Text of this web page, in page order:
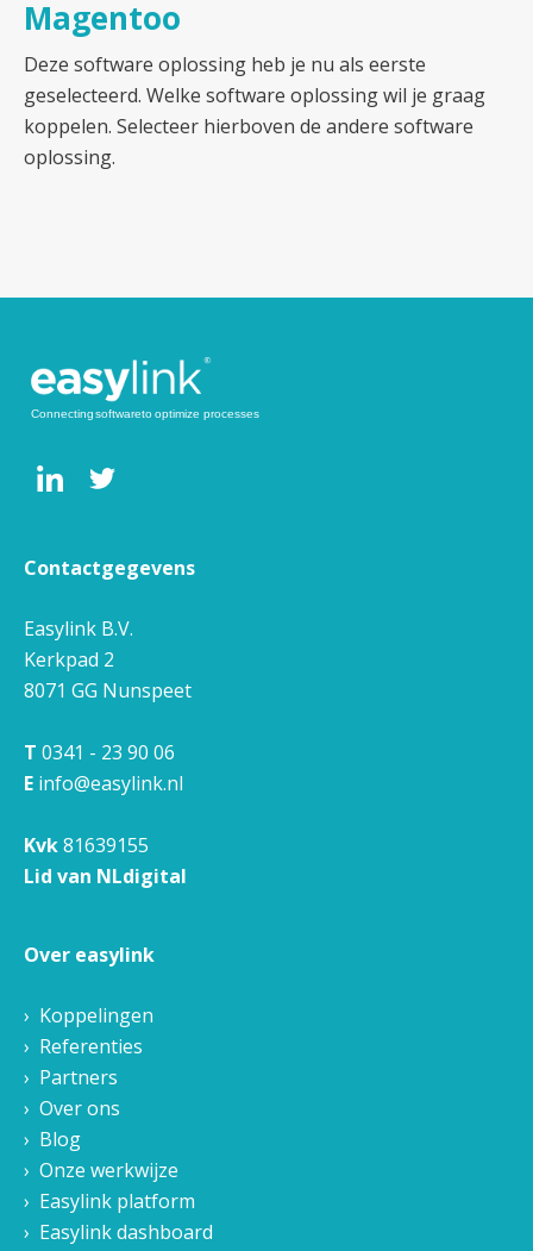
Magentoo
Deze software oplossing heb je nu als eerste
geselecteerd. Welke software oplossing wil je graag
koppelen. Selecteer hierboven de andere software
oplossing.
Contactgegevens
Easylink B.V.
Kerkpad 2
8071 GG Nunspeet
T 0341 - 23 90 06
E info@easylink.nl
Kvk81639155
Lid van NLdigital
Over easylink
Koppelingen
Referenties
Partners
Over ons
Blog
Onze werkwijze
Easylink platform
Easylink dashboard